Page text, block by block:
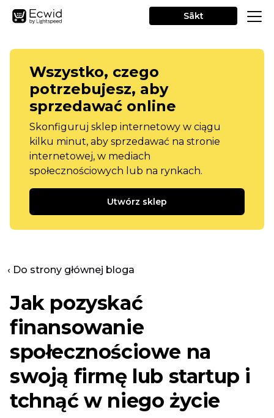
Sākt
Wszystko, czego
potrzebujesz, aby
sprzedawać online
Skonfiguruj sklep internetowy w ciągu
kilku minut, aby sprzedawać na stronie
internetowej, w mediach
społecznościowych lub na rynkach.
Utwórz sklep
‹ Do strony głównej bloga
Jak pozyskać
finansowanie
społecznościowe na
swoją firmę lub startup i
tchnąć w niego życie